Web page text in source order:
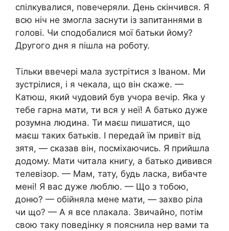
спілкувалися, повечеряли. День скінчився. Я
всю ніч не змогла заснути із запитаннями в
голові. Чи сподобалися мої батьки йому?
Другого дня я пішла на роботу.
Тільки ввечері мала зустрітися з Іваном. Ми
зустрілися, і я чекала, що він скаже. —
Катюш, який чудовий був учора вечір. Яка у
тебе гарна мати, ти вся у неї! А батько дуже
розумна людина. Ти маєш пишатися, що
маєш таких батьків. І передай їм привіт від
зятя, — сказав він, посміхаючись. Я прийшла
додому. Мати читала книгу, а батько дивився
телевізор. — Мам, тату, будь ласка, вибачте
мені! Я вас дуже люблю. — Що з тобою,
доню? — обійняла мене мати, — захво ріла
чи що? — А я все nлакала. Звичайно, потім
свою таку поведінку я пояснила нер вами та